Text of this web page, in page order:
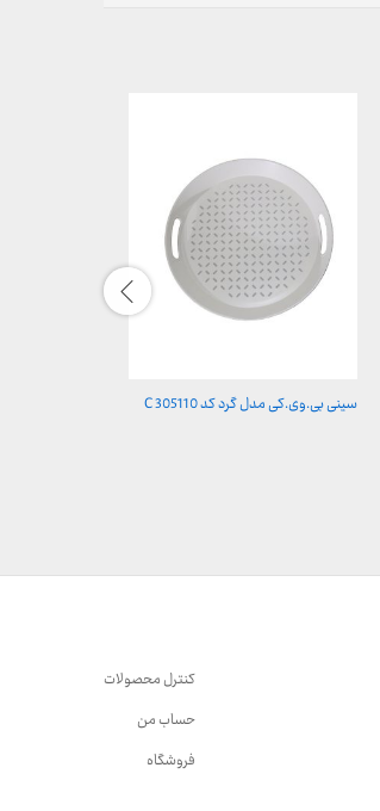
سینی بی.وی.کی مدل گرد کد C 305110
کنترل محصولات
حساب من
فروشگاه